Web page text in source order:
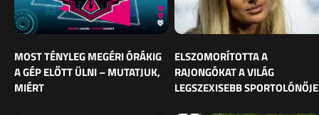
MOST TÉNYLEG MEGÉRI ÓRÁKIG
A GÉP ELŐTT ÜLNI – MUTATJUK,
MIÉRT
ELSZOMORÍTOTTA A
RAJONGÓKAT A VILÁG
LEGSZEXISEBB SPORTOLÓNŐJE